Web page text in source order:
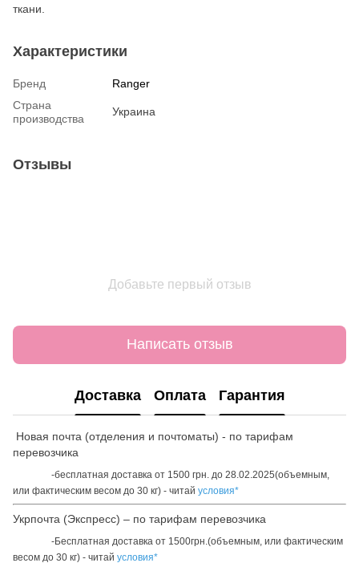
ткани.
Характеристики
Бренд
Ranger
Страна
производства
Украина
Отзывы
Добавьте первый отзыв
Написать отзыв
Доставка Оплата Гарантия
Новая почта (отделения и почтоматы) - по тарифам
перевозчика
-бесплатная доставка от 1500 грн. до 28.02.2025(объемным,
или фактическим весом до 30 кг) - читай условия*
Укрпочта (Экспресс) – по тарифам перевозчика
-Бесплатная доставка от 1500грн.(объемным, или фактическим
весом до 30 кг) - читай условия*